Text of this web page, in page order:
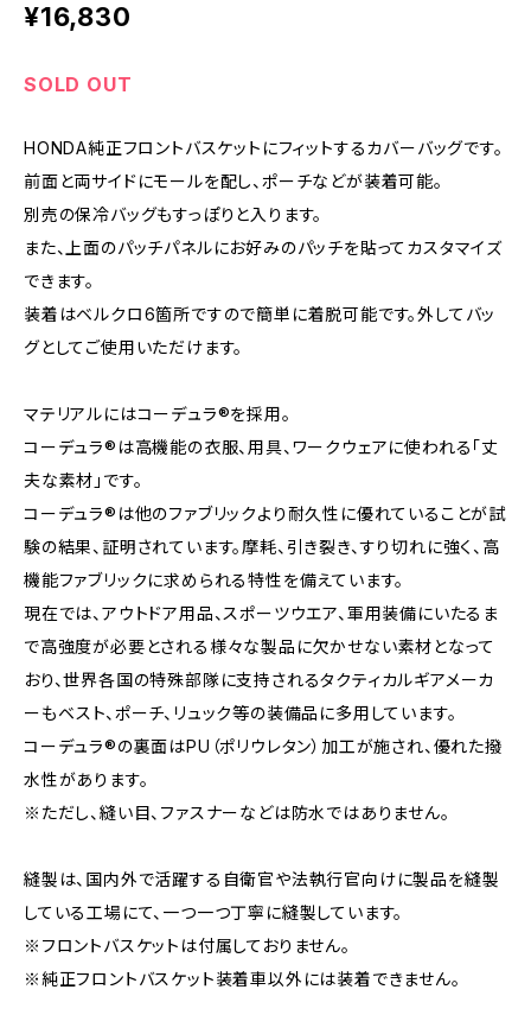
¥16,830
SOLD OUT
HONDA純正フロントバスケットにフィットするカバーバッグです。
前面と両サイドにモールを配し、ポーチなどが装着可能。
別売の保冷バッグもすっぽりと入ります。
また、上面のパッチパネルにお好みのパッチを貼ってカスタマイズ
できます。
装着はベルクロ6箇所ですので簡単に着脱可能です。外してバッ
グとしてご使用いただけます。
マテリアルにはコーデュラ®を採用。
コーデュラ®は高機能の衣服、用具、ワークウェアに使われる｢丈
夫な素材｣です。
コーデュラ®は他のファブリックより耐久性に優れていることが試
験の結果、証明されています。摩耗、引き裂き、すり切れに強く、高
機能ファブリックに求められる特性を備えています。
現在では、アウトドア用品、スポーツウエア、軍用装備にいたるま
で高強度が必要とされる様々な製品に欠かせない素材となって
おり、世界各国の特殊部隊に支持されるタクティカルギアメーカ
ーもベスト、ポーチ、リュック等の装備品に多用しています。
コーデュラ®の裏面はPU（ポリウレタン）加工が施され、優れた撥
水性があります。
※ただし、縫い目、ファスナーなどは防水ではありません。
縫製は、国内外で活躍する自衛官や法執行官向けに製品を縫製
している工場にて、一つ一つ丁寧に縫製しています。
※フロントバスケットは付属しておりません。
※純正フロントバスケット装着車以外には装着できません。